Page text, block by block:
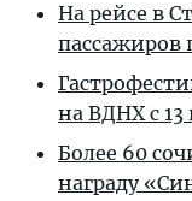
На рейсе в
пассажиров
на ВДНХ с 13
Более 60
награду